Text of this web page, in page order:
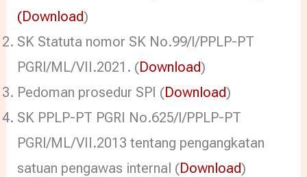
(Download)
SK Statuta nomor SK No.99/I/PPLP-PT
PGRI/ML/VII.2021. (Download)
Pedoman prosedur SPI (Download)
SK PPLP-PT PGRI No.625/I/PPLP-PT
PGRI/ML/VII.2013 tentang pengangkatan
satuan pengawas internal (Download)